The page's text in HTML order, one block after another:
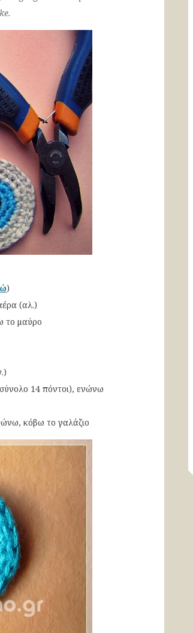
)
(αλ.)
το μαύρο
14 πόντοι), ενώνω
κόβω το γαλάζιο